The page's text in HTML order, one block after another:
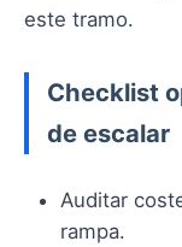
este tramo.
Checklist
de escalar
Auditar
rampa.